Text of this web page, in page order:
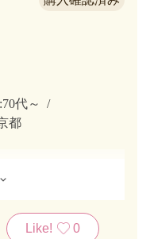
70代～
都
った。
Like! 0